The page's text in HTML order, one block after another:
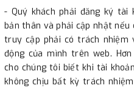
- Quý khách phải đăng ký
bản thân và phải cập nhật
truy cập phải có trách nhiệm
động của mình trên web.
cho chúng tôi biết khi tài
không chịu bất kỳ trách